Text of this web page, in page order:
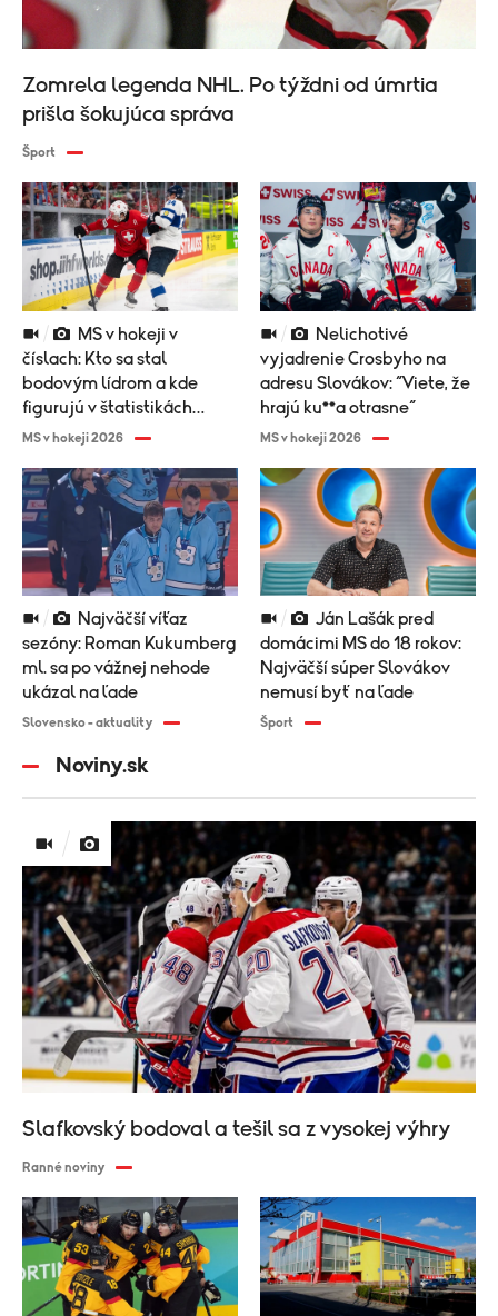
Zomrela legenda NHL. Po týždni od úmrtia
prišla šokujúca správa
Šport
číslach: Kto sa stal
bodovým lídrom a kde
figurujú v štatistikách
Slováci?
MS v hokeji 2026
vyjadrenie Crosbyho na
adresu Slovákov: “Viete, že
hrajú ku**a otrasne“
MS v hokeji 2026
sezóny: Roman Kukumberg
ml. sa po vážnej nehode
ukázal na ľade
Slovensko - aktuality
domácimi MS do 18 rokov:
Najväčší súper Slovákov
nemusí byť na ľade
Šport
Noviny.sk
Slafkovský bodoval a tešil sa z vysokej výhry
Ranné noviny